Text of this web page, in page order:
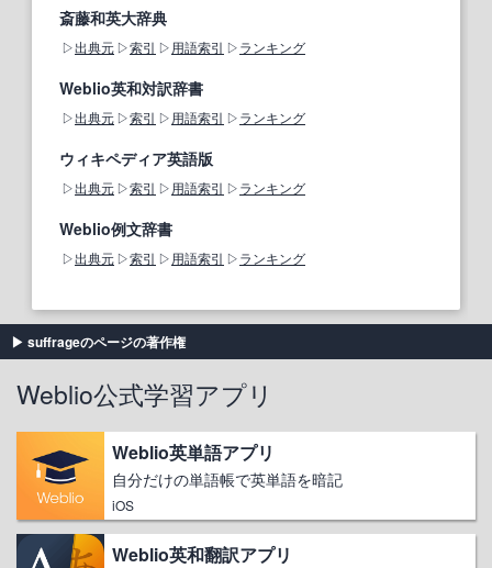
斎藤和英大辞典
出典元 索引 用語索引 ランキング
Weblio英和対訳辞書
出典元 索引 用語索引 ランキング
ウィキペディア英語版
出典元 索引 用語索引 ランキング
Weblio例文辞書
出典元 索引 用語索引 ランキング
suffrageのページの著作権
Weblio公式学習アプリ
Weblio英単語アプリ
自分だけの単語帳で英単語を暗記
iOS
Weblio英和翻訳アプリ